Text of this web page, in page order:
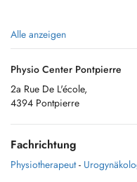
Notre équipe spécialisée
rééducation fonctionnelle
kinésithérapie respiratoire,
rééducation périnéale et
l'accouchement).
Nous proposons également
sportive (tests VO2, seuils
Alle anzeigen
Physio Center Pontpierre
2a Rue De L'école,
4394 Pontpierre
Fachrichtung
Physiotherapeut -